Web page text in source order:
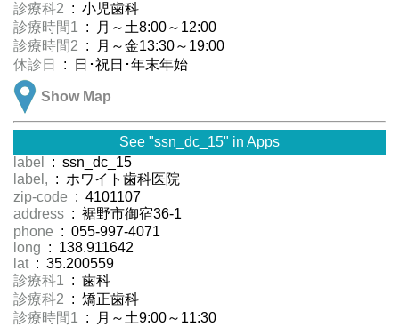
診療科2 : 小児歯科
診療時間1 : 月～土8:00～12:00
診療時間2 : 月～金13:30～19:00
休診日
: 日･祝日･年末年始
Show Map
See "ssn_dc_15" in Apps
label
: ssn_dc_15
label, : ホワイト歯科医院
zip-code : 4101107
address : 裾野市御宿36-1
phone : 055-997-4071
long : 138.911642
lat : 35.200559
診療科1 : 歯科
診療科2 : 矯正歯科
診療時間1 : 月～土9:00～11:30